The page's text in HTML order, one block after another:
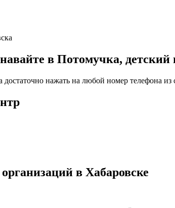
в Потомучка, детский
нажать на любой номер телефона из
в Хабаровске